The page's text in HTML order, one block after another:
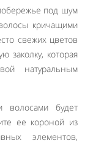
под шум
кричащими
свежих цветов
заколку, которая
натуральным
волосами будет
ее короной из
элементов,